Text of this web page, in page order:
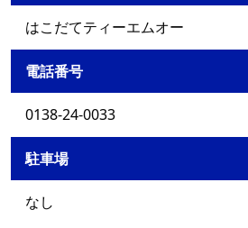
はこだてティーエムオー
電話番号
0138-24-0033
駐車場
なし